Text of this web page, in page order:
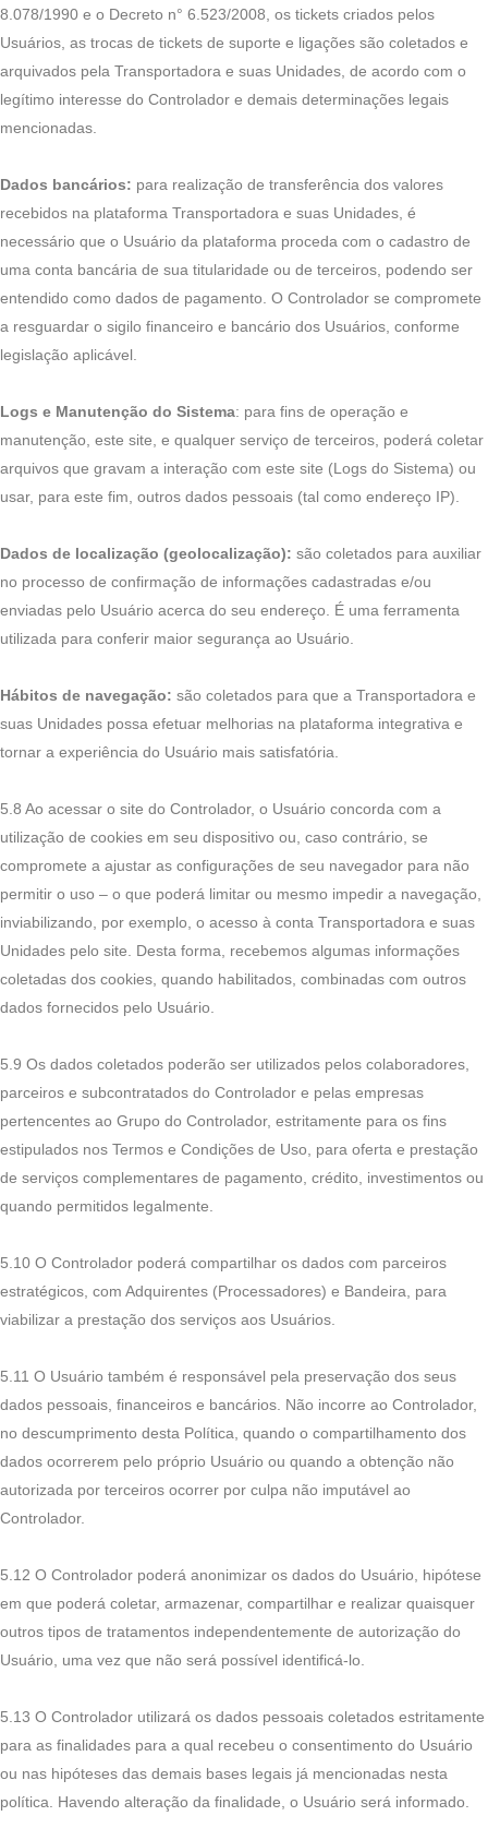
8.078/1990 e o Decreto n° 6.523/2008, os tickets criados pelos
Usuários, as trocas de tickets de suporte e ligações são coletados e
arquivados pela Transportadora e suas Unidades, de acordo com o
legítimo interesse do Controlador e demais determinações legais
mencionadas.
Dados bancários: para realização de transferência dos valores
recebidos na plataforma Transportadora e suas Unidades, é
necessário que o Usuário da plataforma proceda com o cadastro de
uma conta bancária de sua titularidade ou de terceiros, podendo ser
entendido como dados de pagamento. O Controlador se compromete
a resguardar o sigilo financeiro e bancário dos Usuários, conforme
legislação aplicável.
Logs e Manutenção do Sistema: para fins de operação e
manutenção, este site, e qualquer serviço de terceiros, poderá coletar
arquivos que gravam a interação com este site (Logs do Sistema) ou
usar, para este fim, outros dados pessoais (tal como endereço IP).
Dados de localização (geolocalização): são coletados para auxiliar
no processo de confirmação de informações cadastradas e/ou
enviadas pelo Usuário acerca do seu endereço. É uma ferramenta
utilizada para conferir maior segurança ao Usuário.
Hábitos de navegação: são coletados para que a Transportadora e
suas Unidades possa efetuar melhorias na plataforma integrativa e
tornar a experiência do Usuário mais satisfatória.
5.8 Ao acessar o site do Controlador, o Usuário concorda com a
utilização de cookies em seu dispositivo ou, caso contrário, se
compromete a ajustar as configurações de seu navegador para não
permitir o uso – o que poderá limitar ou mesmo impedir a navegação,
inviabilizando, por exemplo, o acesso à conta Transportadora e suas
Unidades pelo site. Desta forma, recebemos algumas informações
coletadas dos cookies, quando habilitados, combinadas com outros
dados fornecidos pelo Usuário.
5.9 Os dados coletados poderão ser utilizados pelos colaboradores,
parceiros e subcontratados do Controlador e pelas empresas
pertencentes ao Grupo do Controlador, estritamente para os fins
estipulados nos Termos e Condições de Uso, para oferta e prestação
de serviços complementares de pagamento, crédito, investimentos ou
quando permitidos legalmente.
5.10 O Controlador poderá compartilhar os dados com parceiros
estratégicos, com Adquirentes (Processadores) e Bandeira, para
viabilizar a prestação dos serviços aos Usuários.
5.11 O Usuário também é responsável pela preservação dos seus
dados pessoais, financeiros e bancários. Não incorre ao Controlador,
no descumprimento desta Política, quando o compartilhamento dos
dados ocorrerem pelo próprio Usuário ou quando a obtenção não
autorizada por terceiros ocorrer por culpa não imputável ao
Controlador.
5.12 O Controlador poderá anonimizar os dados do Usuário, hipótese
em que poderá coletar, armazenar, compartilhar e realizar quaisquer
outros tipos de tratamentos independentemente de autorização do
Usuário, uma vez que não será possível identificá-lo.
5.13 O Controlador utilizará os dados pessoais coletados estritamente
para as finalidades para a qual recebeu o consentimento do Usuário
ou nas hipóteses das demais bases legais já mencionadas nesta
política. Havendo alteração da finalidade, o Usuário será informado.